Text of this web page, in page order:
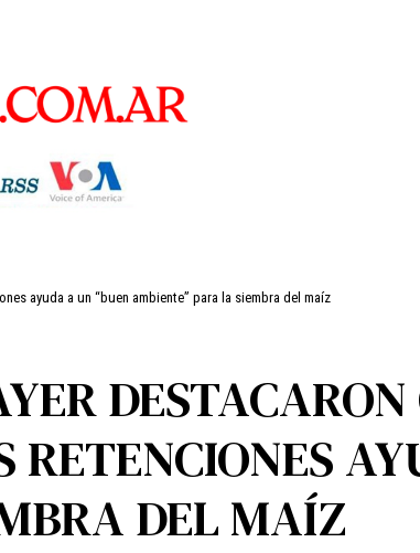
ayuda a un “buen ambiente” para la siembra del maíz
DEL MAÍZ